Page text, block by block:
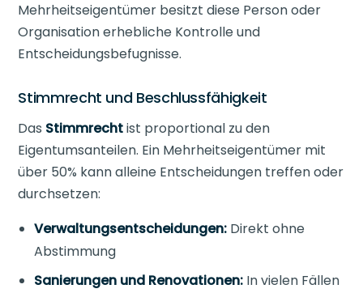
Mehrheitseigentümer besitzt diese Person oder
Organisation erhebliche Kontrolle und
Entscheidungsbefugnisse.
Stimmrecht und Beschlussfähigkeit
Das Stimmrechtist proportional zu den
Eigentumsanteilen. Ein Mehrheitseigentümer mit
über 50% kann alleine Entscheidungen treffen oder
durchsetzen:
Verwaltungsentscheidungen: Direkt ohne
Abstimmung
Sanierungen und Renovationen: In vielen Fällen